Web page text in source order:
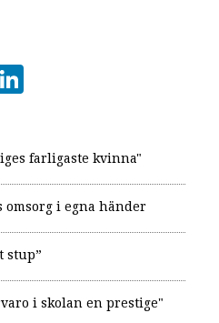
farligaste kvinna"
omsorg i egna händer
stup”
i skolan en prestige"